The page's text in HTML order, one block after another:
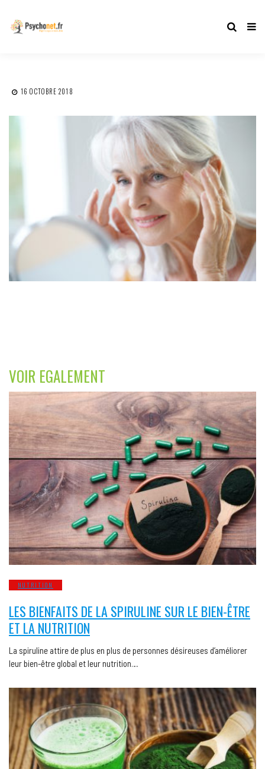
16 OCTOBRE 2018
VOIR EGALEMENT
NUTRITION
LES BIENFAITS DE LA SPIRULINE SUR LE BIEN-ÊTRE
ET LA NUTRITION
La spiruline attire de plus en plus de personnes désireuses d’améliorer
leur bien-être global et leur nutrition….